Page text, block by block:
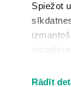
Spiežot
Rādīt